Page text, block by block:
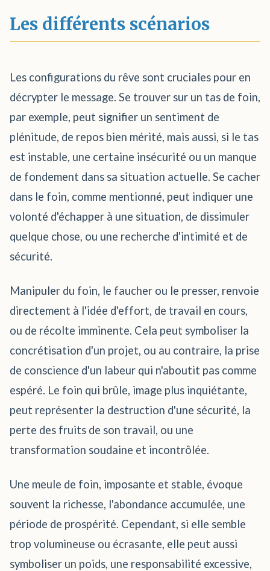
Les différents scénarios
Les configurations du rêve sont cruciales pour en
décrypter le message. Se trouver sur un tas de foin,
par exemple, peut signifier un sentiment de
plénitude, de repos bien mérité, mais aussi, si le tas
est instable, une certaine insécurité ou un manque
de fondement dans sa situation actuelle. Se cacher
dans le foin, comme mentionné, peut indiquer une
volonté d'échapper à une situation, de dissimuler
quelque chose, ou une recherche d'intimité et de
sécurité.
Manipuler du foin, le faucher ou le presser, renvoie
directement à l'idée d'effort, de travail en cours,
ou de récolte imminente. Cela peut symboliser la
concrétisation d'un projet, ou au contraire, la prise
de conscience d'un labeur qui n'aboutit pas comme
espéré. Le foin qui brûle, image plus inquiétante,
peut représenter la destruction d'une sécurité, la
perte des fruits de son travail, ou une
transformation soudaine et incontrôlée.
Une meule de foin, imposante et stable, évoque
souvent la richesse, l'abondance accumulée, une
période de prospérité. Cependant, si elle semble
trop volumineuse ou écrasante, elle peut aussi
symboliser un poids, une responsabilité excessive,